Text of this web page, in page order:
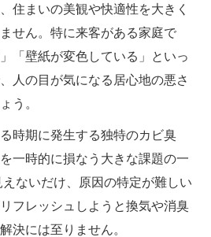
住まいの美観や快適性を大きく
せん。特に来客がある家庭で
「壁紙が変色している​​」といっ
人の目が気になる居心地の悪さ
う。
時期に発生する独特のカビ臭
一時的に損なう大きな課題の一
ないだけ、原因の特定が難しい
フレッシュしようと換気や消臭
決には至りません。